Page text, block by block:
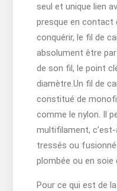
seul et unique lien
presque en contact
conquérir, le fil de
absolument être
de son fil, le point
diamètre.Un fil de
constitué de
comme le nylon. Il
multifilament,
tressés ou
plombée ou en soie
Pour ce qui est de